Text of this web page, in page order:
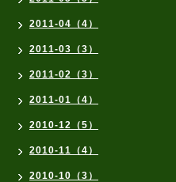
2011-04（4）
2011-03（3）
2011-02（3）
2011-01（4）
2010-12（5）
2010-11（4）
2010-10（3）